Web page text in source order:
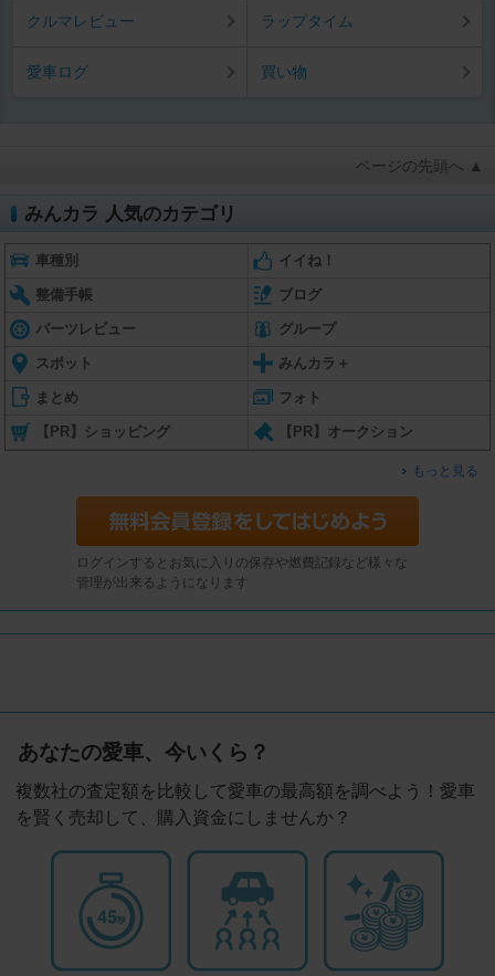
クルマレビュー ラップタイム
愛車ログ 買い物
ページの先頭へ ▲
みんカラ 人気のカテゴリ
車種別 イイね！
整備手帳 ブログ
パーツレビュー グループ
スポット みんカラ＋
まとめ フォト
【PR】ショッピング 【PR】オークション
もっと見る
ログインするとお気に入りの保存や燃費記録など様々な
管理が出来るようになります
あなたの愛車、今いくら？
複数社の査定額を比較して愛車の最高額を調べよう！愛車
を賢く売却して、購入資金にしませんか？